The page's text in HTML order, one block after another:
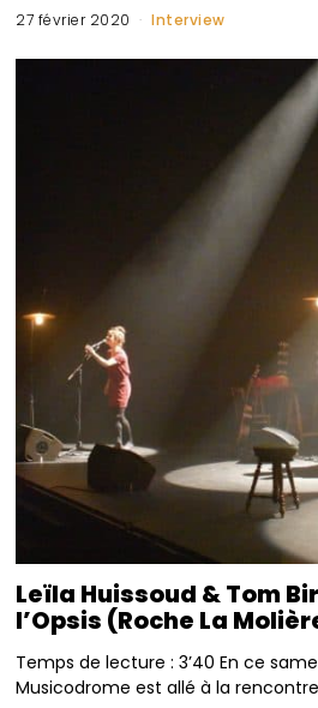
27 février 2020 Interview
Leïla Huissoud & Tom
l’Opsis (Roche La
Temps de lecture : 3’40 En ce
Musicodrome est allé à la